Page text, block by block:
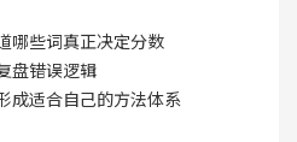
哪些词真正决定分数
盘错误逻辑
成适合自己的方法体系